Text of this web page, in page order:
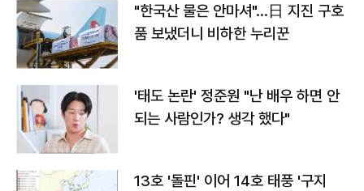
"한국산 물은 안마셔"…日 지진 구호
품 보냈더니 비하한 누리꾼
'태도 논란' 정준원 "난 배우 하면 안
되는 사람인가? 생각 했다"
13호 '돌핀' 이어 14호 태풍 '구지